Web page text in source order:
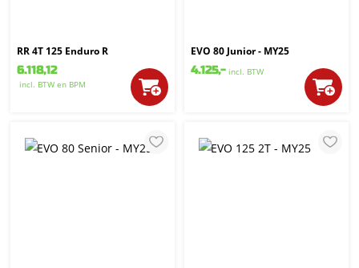
RR 4T 125 Enduro R
6.118,12
incl. BTW en BPM
EVO 80 Junior - MY25
4.125,- incl. BTW